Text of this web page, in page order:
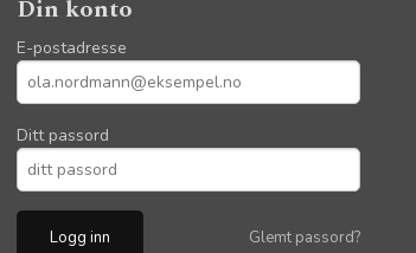
Din konto
E-postadresse
Ditt passord
Glemt passord?